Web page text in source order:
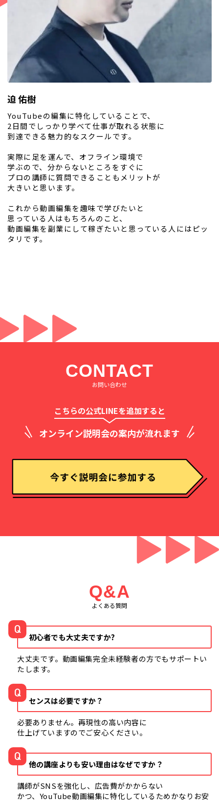
迫 佑樹
YouTubeの編集に特化していることで、
2日間でしっかり学べて仕事が取れる状態に
到達できる魅力的なスクールです。
実際に足を運んで、オフライン環境で
学ぶので、分からないところをすぐに
プロの講師に質問できることもメリットが
大きいと思います。
これから動画編集を趣味で学びたいと
思っている人はもちろんのこと、
動画編集を副業にして稼ぎたいと思っている人にはピッ
タリです。
CONTACT
お問い合わせ
こちらの公式LINEを追加すると
オンライン説明会の案内が流れます
Q&A
よくある質問
Q
初心者でも大丈夫ですか?
大丈夫です。動画編集完全未経験者の方でもサポートい
たします。
Q
センスは必要ですか？
必要ありません。再現性の高い内容に
仕上げていますのでご安心ください。
Q
他の講座よりも安い理由はなぜですか？
講師がSNSを強化し、広告費がかからない
かつ、YouTube動画編集に特化しているためかなりお安